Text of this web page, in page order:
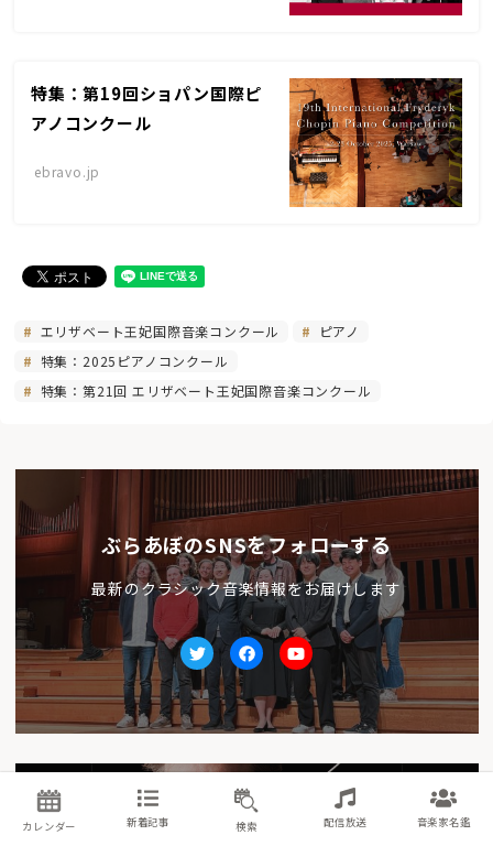
特集：第19回ショパン国際ピ
アノコンクール
ebravo.jp
エリザベート王妃国際音楽コンクール
ピアノ
特集：2025ピアノコンクール
特集：第21回 エリザベート王妃国際音楽コンクール
ぶらあぼのSNSをフォローする
最新のクラシック音楽情報をお届けします
TwitterfacebookYoutube
前の記事
7/26（土）東京交響楽団 オープニングコンサート【フ
カレンダー 新着記事 検索 配信放送 音楽家名鑑